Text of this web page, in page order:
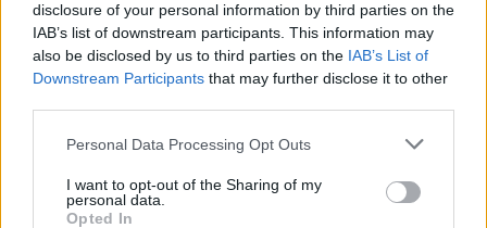
disclosure of your personal information by third parties on the
IAB’s list of downstream participants. This information may
also be disclosed by us to third parties on the IAB’s List of
Downstream Participants that may further disclose it to other
Personal Data Processing Opt Outs
I want to opt-out of the Sharing of my
personal data.
Opted In
00:00:30
Vaizdai iš tragiškos avarijos Vilniaus r.: dviejų moterų ir
vaiko gyvybių išgelbėti nepavyko
Žinios | Lietuvos diena
00:00:57
Savaitės vidurys nusimato karštas: temperatūra kils iki
32 laipsnių šilumos